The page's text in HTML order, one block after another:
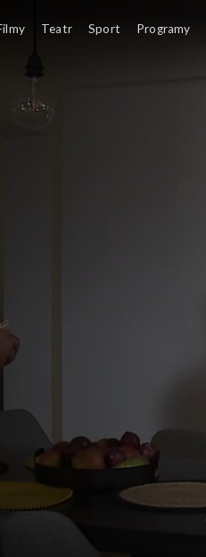
Teatr Sport Programy